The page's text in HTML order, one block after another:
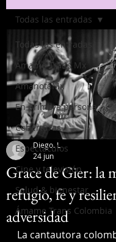
Todas las entradas
Ámame Trans Mx
AmanotaMx
En primera persona
Coberturas
Espectáculos
Cine y televisión
Salud & bienestar
Ámame Trans Colombia
Todas las entradas
Grace de Gier: la
refugio, fe y
adversidad
Diego. L
24 jun
La cantautora